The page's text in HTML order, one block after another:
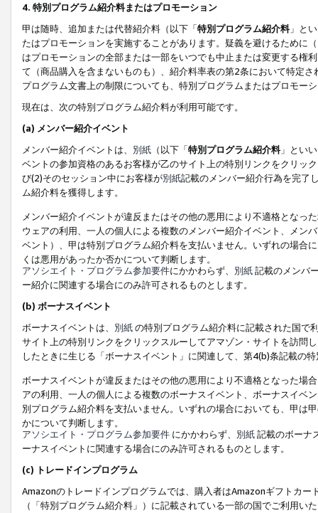
4. 特別プログラム紹介料またはプロモーション
甲は随時、追加または代替紹介料（以下「特別プログラム紹介料」と
たはプロモーションを実施することがあります。疑義を避けるために
はプロモーションの全部または一部をいつでも中止または変更する権
て（商品購入を含まないものも）、紹介料率表の第2条において特定
プログラム文書上の制限についても、特別プログラムまたはプロモー
現在は、次の特別プログラム紹介料が利用可能です。
(a) メンバー紹介イベント
メンバー紹介イベントは、 別紙 （以下「特別プログラム紹介料」とい
ベントの参加資格のあるお客様が乙のサイト上の特別リンクをクリッ
び(2)そのセッション中にお客様が別紙記載のメンバー紹介行為を完了
ム紹介料を獲得します。
メンバー紹介イベントが違反またはその他の悪用により不適格となっ
ウェアの利用、一人の個人による複数のメンバー紹介イベント、メン
ベント）、甲は特別プログラム紹介料を支払いません。いずれの場合
くは悪用があったか否かについて判断します。
アソシエイト・プログラム参加要件にかかわらず、 別紙記載のメンバ
ー紹介に関連する場合にのみ許可されるものとします。
(b) ボーナスイベント
ボーナスイベントは、 別紙の特別プログラム紹介料に記載された国で
サイト上の特別リンクをクリックスルーしてアマゾン・サイトを訪問
したときに生じる「ボーナスイベント」に関連して、第4(b)条記載の
ボーナスイベントが違反またはその他の悪用により不適格となった場
アの利用、一人の個人による複数のボーナスイベント、ボーナスイベ
別プログラム紹介料を支払いません。いずれの場合においても、甲は
かについて判断します。
アソシエイト・プログラム参加要件 にかかわらず、 別紙記載のボーナ
ーナスイベントに関連する場合にのみ許可されるものとします。
(c) トレードインプログラム
Amazonのトレードインプログラムでは、購入者はAmazonギフトカ
（「特別プログラム紹介料」）に記載されている一部の国でご利用い